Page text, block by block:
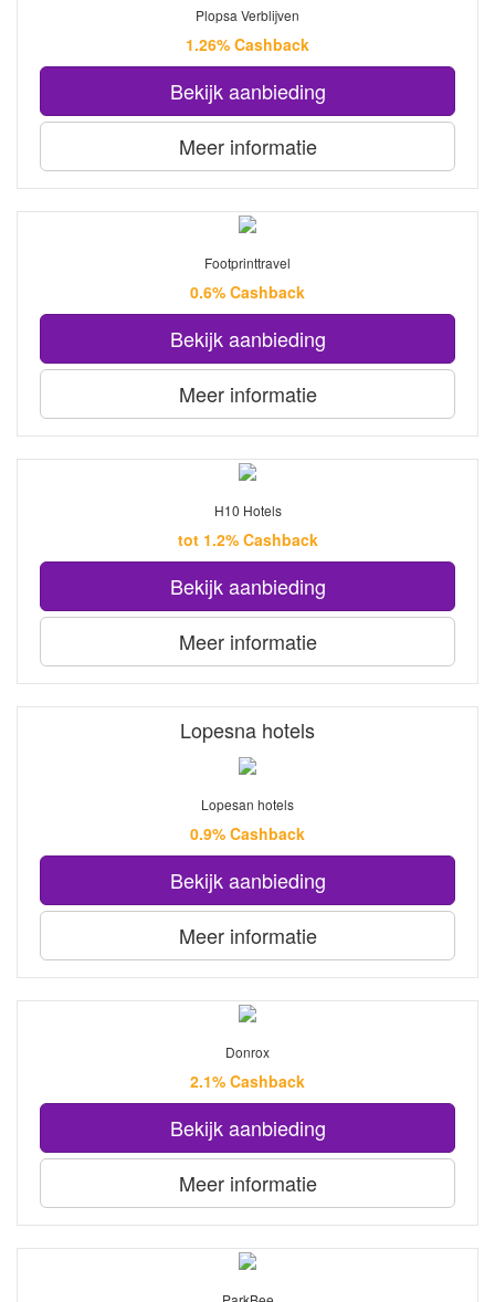
Plopsa Verblijven
1.26% Cashback
Bekijk aanbieding
Meer informatie
Footprinttravel
0.6% Cashback
Bekijk aanbieding
Meer informatie
H10 Hotels
tot 1.2% Cashback
Bekijk aanbieding
Meer informatie
Lopesna hotels
Lopesan hotels
0.9% Cashback
Bekijk aanbieding
Meer informatie
Donrox
2.1% Cashback
Bekijk aanbieding
Meer informatie